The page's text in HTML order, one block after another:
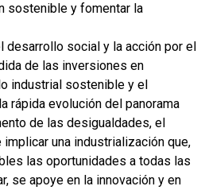
sostenible y fomentar la
desarrollo social y la acción por el
de las inversiones en
industrial sostenible y el
rápida evolución del panorama
de las desigualdades, el
una industrialización que,
las oportunidades a todas las
se apoye en la innovación y en